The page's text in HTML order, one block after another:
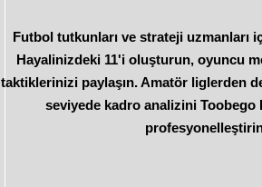
Futbol tutkunları ve strateji uzmanları
Hayalinizdeki 11'i oluşturun, oyuncu
taktiklerinizi paylaşın. Amatör liglerden
seviyede kadro analizini